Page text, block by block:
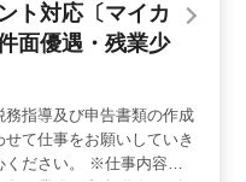
新たなステージでキ
域社会に貢献しなが
制の柔軟性も魅力で
康保険、厚生年金、
保険などの福利厚生が
年2回の休暇も充実。給
ています。
ト対応〔マイカ
面優遇・残業少
務指導及び申告書類の作成
て仕事をお願いしていき
ください。 ※仕事内容※